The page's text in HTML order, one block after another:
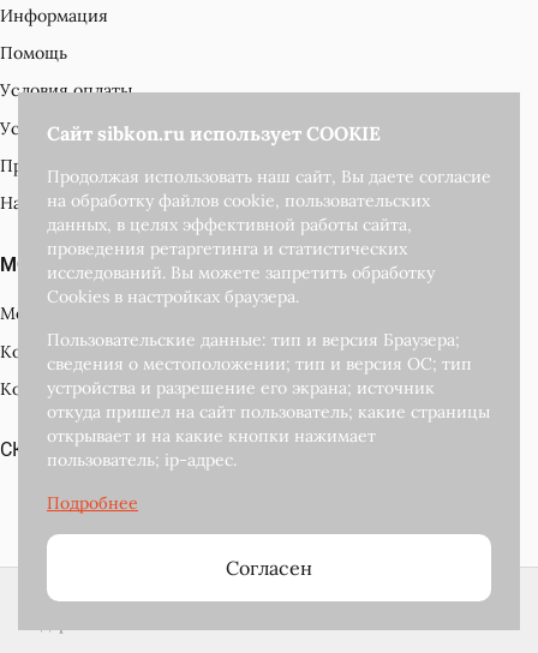
Информация
Помощь
Условия оплаты
Условия доставки
Производители
Наши награды
МОЙ КАБИНЕТ
Мой кабинет
Корзина
Контакты
СКАЧАТЬ КАТАЛОГ ПОДАРКОВ
поддержка сайта
2018-2026 © Сибкон — интернет магазин новогодних
Сайт sibkon.ru использует COOKIE
Продолжая использовать наш сайт, Вы даете согласие
на обработку файлов cookie, пользовательских
данных, в целях эффективной работы сайта,
проведения ретаргетинга и статистических
исследований. Вы можете запретить обработку
Cookies в настройках браузера.
Пользовательские данные: тип и версия Браузера;
сведения о местоположении; тип и версия ОС; тип
устройства и разрешение его экрана; источник
откуда пришел на сайт пользователь; какие страницы
открывает и на какие кнопки нажимает
пользователь; ip-адрес.
Согласен